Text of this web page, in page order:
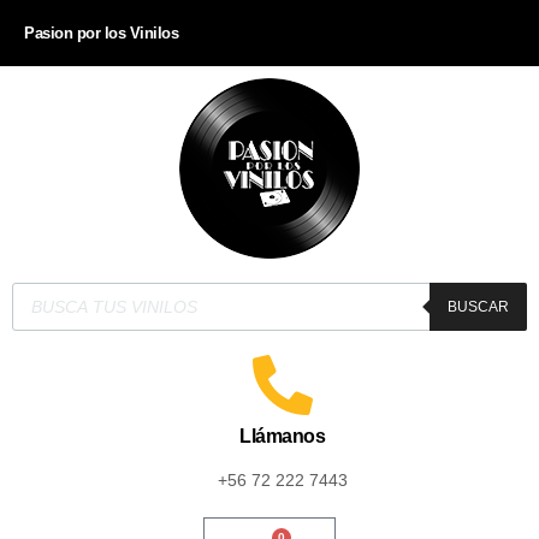
Pasion por los Vinilos
BUSCAR
Llámanos
+56 72 222 7443